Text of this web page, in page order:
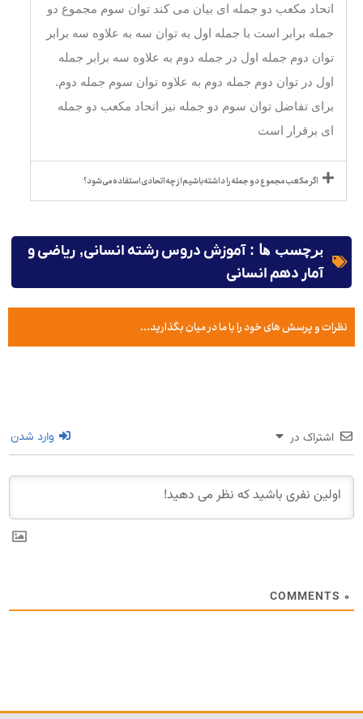
اتحاد مکعب دو جمله ای بیان می کند توان سوم مجموع دو
جمله برابر است با جمله اول به توان سه به علاوه سه برابر
توان دوم جمله اول در جمله دوم به علاوه سه برابر جمله
اول در توان دوم جمله دوم به علاوه توان سوم جمله دوم.
برای تفاضل توان سوم دو جمله نیز اتحاد مکعب دو جمله
ای برقرار است
اگر مکعب مجموع دو جمله را داشته باشیم از چه اتحادی استفاده می شود؟
برچسب ها :آموزش دروس رشته انسانی, ریاضی و
آمار دهم انسانی
نظرات و پرسش های خود را با ما در میان بگذارید...
اشتراک در وارد شدن
۰